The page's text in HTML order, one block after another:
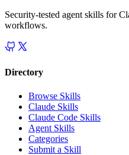
Security-tested agent skills for
workflows.
Directory
Browse Skills
Claude Skills
Claude Code Skills
Agent Skills
Categories
Submit a Skill